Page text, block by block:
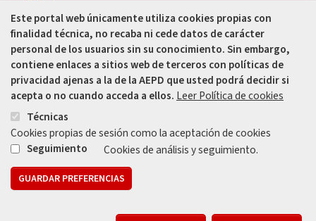
Estadio MunicipalEl Arcángel
C/ José Ramón García Fernández, s/n
Córdoba - España
957 499 995
Mapa web Aviso legal
Este portal web únicamente utiliza cookies propias con
finalidad técnica, no recaba ni cede datos de carácter
personal de los usuarios sin su conocimiento. Sin embargo,
contiene enlaces a sitios web de terceros con políticas de
privacidad ajenas a la de la AEPD que usted podrá decidir si
acepta o no cuando acceda a ellos. Leer Política de cookies
Técnicas
Cookies propias de sesión como la aceptación de cookies
Seguimiento
Cookies de análisis y seguimiento.
GUARDAR PREFERENCIAS